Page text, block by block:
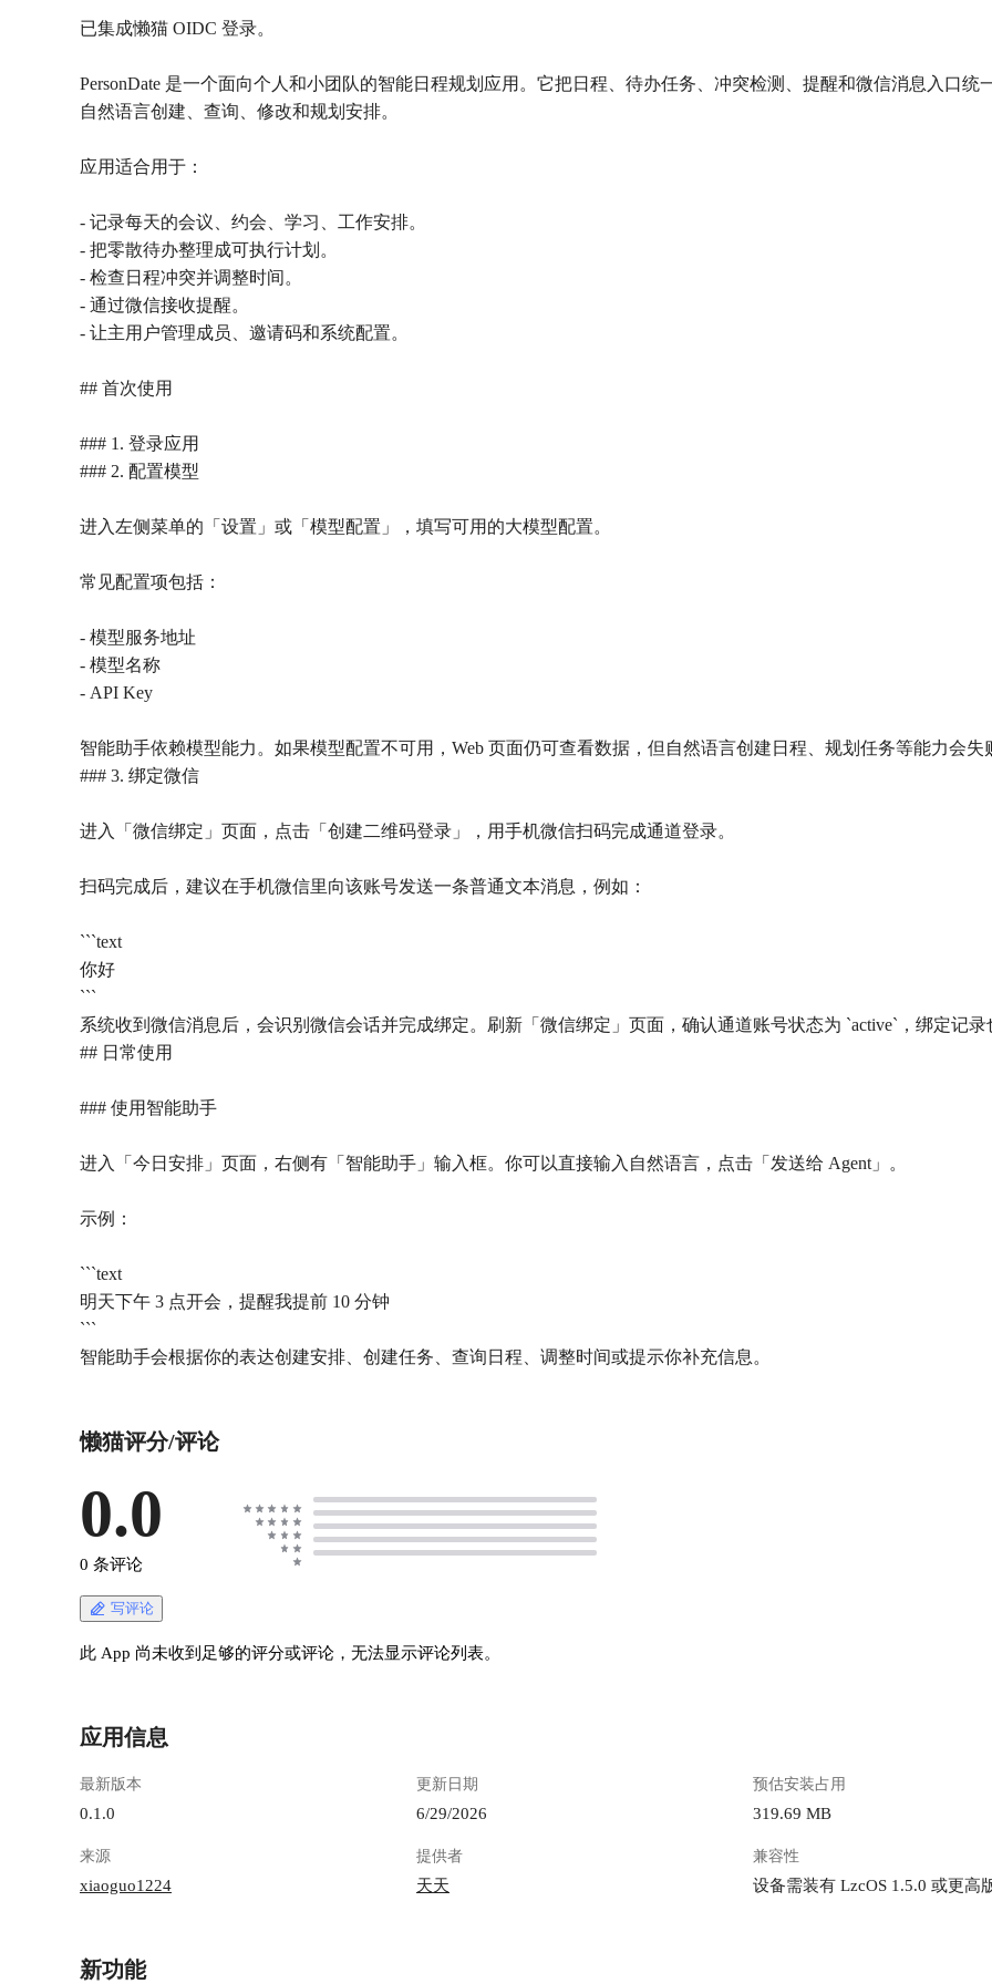
已集成懒猫 OIDC 登录。
PersonDate 是一个面向个人和小团队的智能日程规划应用。它把日程、待办任务、冲突检测、提醒和微信消息入口统
自然语言创建、查询、修改和规划安排。
应用适合用于：
- 记录每天的会议、约会、学习、工作安排。
- 把零散待办整理成可执行计划。
- 检查日程冲突并调整时间。
- 通过微信接收提醒。
- 让主用户管理成员、邀请码和系统配置。
## 首次使用
### 1. 登录应用
### 2. 配置模型
进入左侧菜单的「设置」或「模型配置」，填写可用的大模型配置。
常见配置项包括：
- 模型服务地址
- 模型名称
- API Key
智能助手依赖模型能力。如果模型配置不可用，Web 页面仍可查看数据，但自然语言创建日程、规划任务等能力会失
### 3. 绑定微信
进入「微信绑定」页面，点击「创建二维码登录」，用手机微信扫码完成通道登录。
扫码完成后，建议在手机微信里向该账号发送一条普通文本消息，例如：
```text
你好
```
系统收到微信消息后，会识别微信会话并完成绑定。刷新「微信绑定」页面，确认通道账号状态为 `active`，绑定记录
## 日常使用
### 使用智能助手
进入「今日安排」页面，右侧有「智能助手」输入框。你可以直接输入自然语言，点击「发送给 Agent」。
示例：
```text
明天下午 3 点开会，提醒我提前 10 分钟
```
智能助手会根据你的表达创建安排、创建任务、查询日程、调整时间或提示你补充信息。
懒猫评分/评论
0.0
0 条评论
写评论
此 App 尚未收到足够的评分或评论，无法显示评论列表。
应用信息
最新版本
0.1.0
更新日期
6/29/2026
预估安装占用
319.69 MB
来源
xiaoguo1224
提供者
天天
兼容性
设备需装有 LzcOS 1.5.0 或更高
新功能